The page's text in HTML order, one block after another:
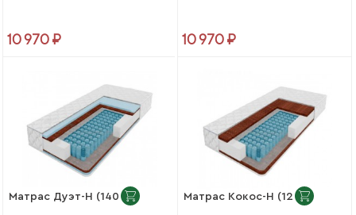
10 970 ₽ 10 970 ₽
Матрас Дуэт-Н (1400) Матрас Кокос-Н (1200)